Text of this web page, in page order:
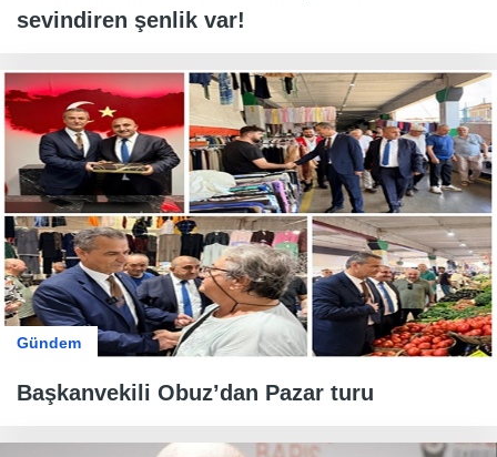
sevindiren şenlik var!
Gündem
Başkanvekili Obuz’dan Pazar turu